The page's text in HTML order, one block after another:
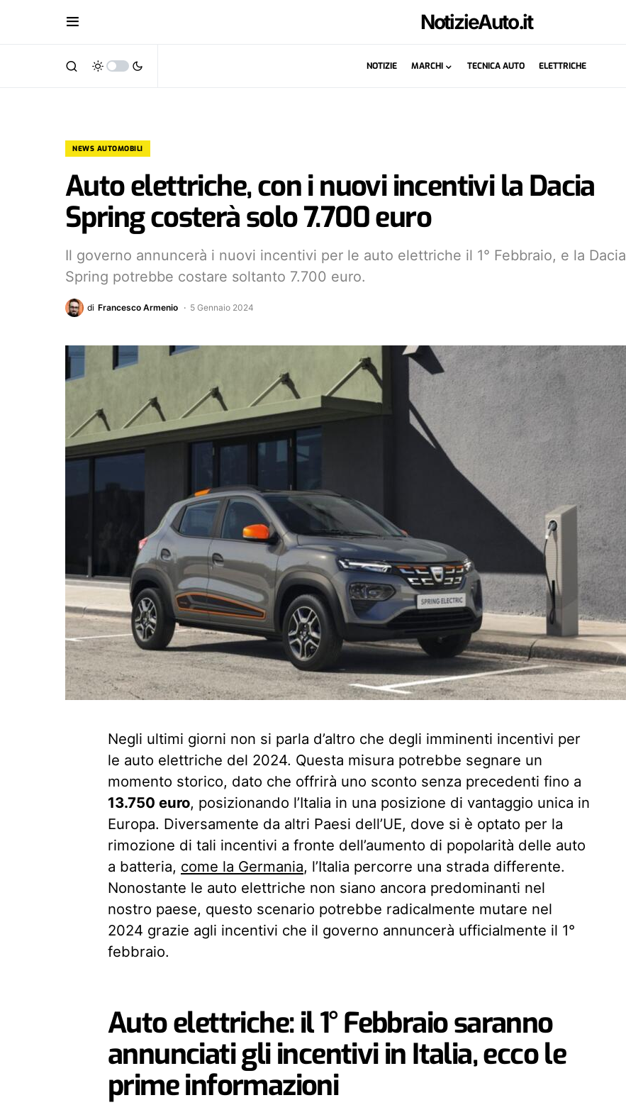
NotizieAuto.it
NOTIZIE MARCHI TECNICA AUTO ELETTRICHE
NEWS AUTOMOBILI
Auto elettriche, con i nuovi incentivi la Dacia
Spring costerà solo 7.700 euro
Il governo annuncerà i nuovi incentivi per le auto elettriche il 1° Febbraio, e la Dacia
Spring potrebbe costare soltanto 7.700 euro.
di Francesco Armenio 5 Gennaio 2024
Negli ultimi giorni non si parla d’altro che degli imminenti incentivi per
le auto elettriche del 2024. Questa misura potrebbe segnare un
momento storico, dato che offrirà uno sconto senza precedenti fino a
13.750 euro, posizionando l’Italia in una posizione di vantaggio unica in
Europa. Diversamente da altri Paesi dell’UE, dove si è optato per la
rimozione di tali incentivi a fronte dell’aumento di popolarità delle auto
a batteria, come la Germania, l’Italia percorre una strada differente.
Nonostante le auto elettriche non siano ancora predominanti nel
nostro paese, questo scenario potrebbe radicalmente mutare nel
2024 grazie agli incentivi che il governo annuncerà ufficialmente il 1°
febbraio.
Auto elettriche: il 1° Febbraio saranno
annunciati gli incentivi in Italia, ecco le
prime informazioni